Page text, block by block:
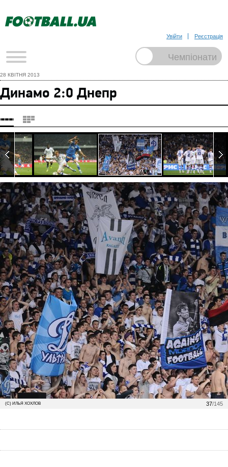
Увійти Реєстрація
28 КВІТНЯ 2013
Динамо 2:0 Днепр
37/145
(С) ИЛЬЯ ХОХЛОВ